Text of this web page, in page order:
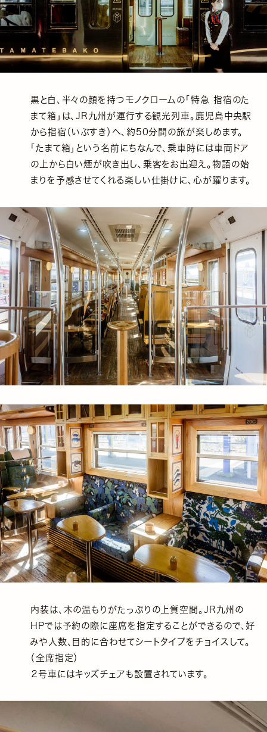
黒と白、半々の顔を持つモノクロームの「特急 指宿のた
まて箱」は、JR九州が運行する観光列車。鹿児島中央駅
から指宿（いぶすき）へ、約50分間の旅が楽しめます。
「たまて箱」という名前にちなんで、乗車時には車両ドア
の上から白い煙が吹き出し、乗客をお出迎え。物語の始
まりを予感させてくれる楽しい仕掛けに、心が躍ります。
内装は、木の温もりがたっぷりの上質空間。JR九州の
HPでは予約の際に座席を指定することができるので、好
みや人数、目的に合わせてシートタイプをチョイスして。
（全席指定）
２号車にはキッズチェアも設置されています。